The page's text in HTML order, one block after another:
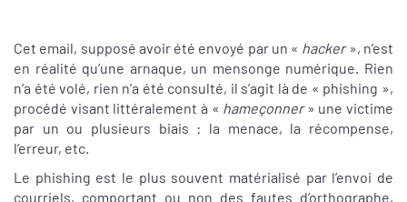
Cet email, supposé avoir été envoyé par un « hacker», n’est
en réalité qu’une arnaque, un mensonge numérique. Rien
n’a été volé, rien n’a été consulté, il s’agit là de « phishing »,
procédé visant littéralement à « hameçonner» une victime
par un ou plusieurs biais : la menace, la récompense,
l’erreur, etc.
Le phishing est le plus souvent matérialisé par l’envoi de
courriels, comportant ou non des fautes d’orthographe,